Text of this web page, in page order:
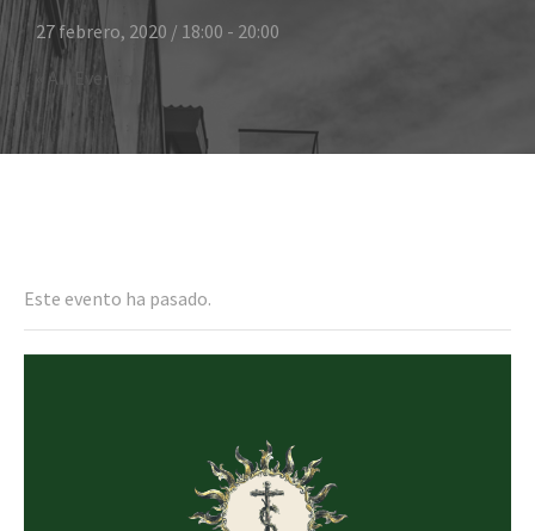
27 febrero, 2020 / 18:00 - 20:00
« All Eventos
Este evento ha pasado.